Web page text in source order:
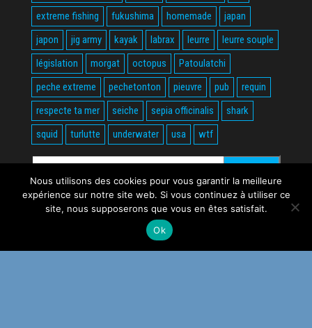
extreme fishing
fukushima homemade
japan
japon
jig army kayak labrax leurre
leurre souple
législation
morgat octopus
Patoulatchi
peche extreme
pechetonton pieuvre pub
requin
respecte ta mer
seiche sepia officinalis
shark
squid
turlutte underwater usa wtf
Rechercher :
WordPress
Nous utilisons des cookies pour vous garantir la meilleure
expérience sur notre site web. Si vous continuez à utiliser ce
site, nous supposerons que vous en êtes satisfait.
Ok